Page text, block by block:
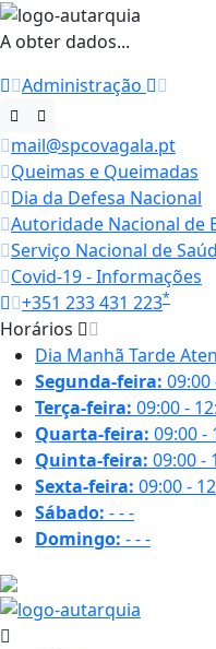
A obter dados...
Administração
mail@spcovagala.pt
Queimas e Queimadas
Dia da Defesa Nacional
Autoridade Nacional de
Serviço Nacional de
Covid-19 - Informações
+351 233 431 223*
Horários
Dia Manhã Tarde
Segunda-feira: 09:00
Terça-feira: 09:00 -
Quarta-feira: 09:00 -
Quinta-feira: 09:00 -
Sexta-feira: 09:00 -
Sábado: ---
Domingo: ---